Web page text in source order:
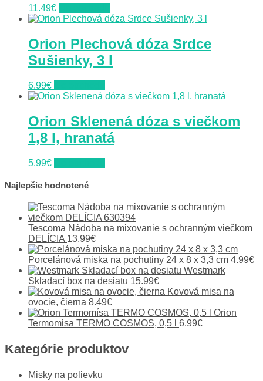
11.49€
Orion Plechová dóza Srdce
Sušienky, 3 l
6.99€
Orion Sklenená dóza s viečkom
1,8 l, hranatá
5.99€
Najlepšie hodnotené
Tescoma Nádoba na mixovanie s ochranným viečkom
DELÍCIA 13.99€
Porcelánová miska na pochutiny 24 x 8 x 3,3 cm 4.99€
Westmark
Skladací box na desiatu 15.99€
Kovová misa na
ovocie, čierna 8.49€
Orion
Termomisa TERMO COSMOS, 0,5 l
6.99€
Kategórie produktov
Misky na polievku